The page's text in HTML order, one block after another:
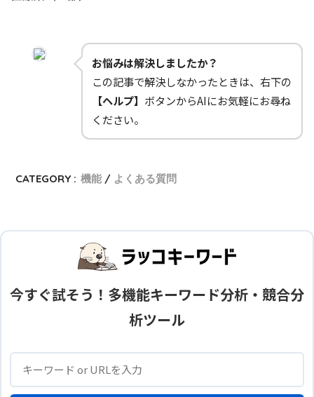
お悩みは解決しましたか？
この記事で解決しなかったときは、右下の
【ヘルプ】 ボタンからAIにお気軽にお尋ね
ください。
CATEGORY : 機能 よくある質問
今すぐ試そう！多機能キーワード分析・競合分
析ツール